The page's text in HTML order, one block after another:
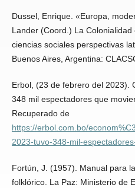
Dussel, Enrique. «Europa,
Lander (Coord.) La
ciencias sociales perspectivas
Buenos Aires, Argentina:
Erbol, (23 de febrero del 2023).
348 mil espectadores que
Recuperado de
https://erbol.com.bo/
2023-tuvo-348-mil-
Fortún, J. (1957). Manual para
folklórico. La Paz: Ministerio de